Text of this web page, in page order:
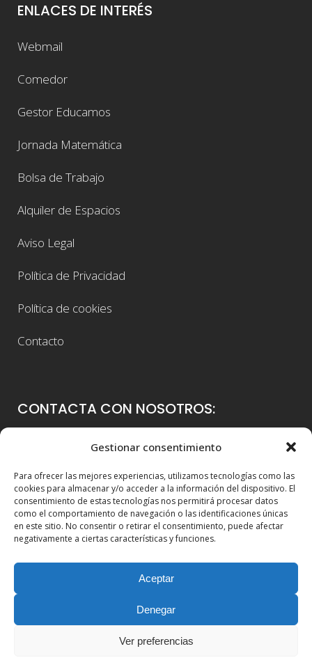
Gestionar consentimiento
Para ofrecer las mejores experiencias, utilizamos tecnologías como las
cookies para almacenar y/o acceder a la información del dispositivo. El
consentimiento de estas tecnologías nos permitirá procesar datos
como el comportamiento de navegación o las identificaciones únicas
en este sitio. No consentir o retirar el consentimiento, puede afectar
negativamente a ciertas características y funciones.
Aceptar
Denegar
Ver preferencias
ENLACES DE INTERÉS
Webmail
Comedor
Gestor Educamos
Jornada Matemática
Bolsa de Trabajo
Alquiler de Espacios
Aviso Legal
Política de Privacidad
Política de cookies
Contacto
CONTACTA CON NOSOTROS:
Colegio Guadalaviar
46021 Valencia
96 339 36 00
info@colegioguadalaviar.es